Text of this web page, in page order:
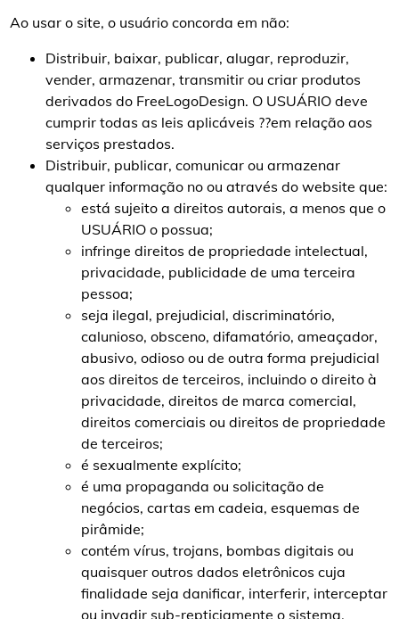
Ao usar o site, o usuário concorda em não:
Distribuir, baixar, publicar, alugar, reproduzir,
vender, armazenar, transmitir ou criar produtos
derivados do FreeLogoDesign. O USUÁRIO deve
cumprir todas as leis aplicáveis ??em relação aos
serviços prestados.
Distribuir, publicar, comunicar ou armazenar
qualquer informação no ou através do website que:
está sujeito a direitos autorais, a menos que o
USUÁRIO o possua;
infringe direitos de propriedade intelectual,
privacidade, publicidade de uma terceira
pessoa;
seja ilegal, prejudicial, discriminatório,
calunioso, obsceno, difamatório, ameaçador,
abusivo, odioso ou de outra forma prejudicial
aos direitos de terceiros, incluindo o direito à
privacidade, direitos de marca comercial,
direitos comerciais ou direitos de propriedade
de terceiros;
é sexualmente explícito;
é uma propaganda ou solicitação de
negócios, cartas em cadeia, esquemas de
pirâmide;
contém vírus, trojans, bombas digitais ou
quaisquer outros dados eletrônicos cuja
finalidade seja danificar, interferir, interceptar
ou invadir sub-repticiamente o sistema,